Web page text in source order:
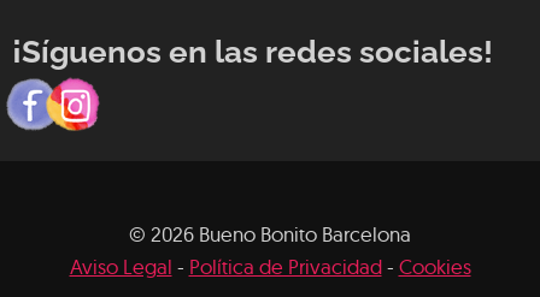
¡Síguenos en las redes sociales!
© 2026 Bueno Bonito Barcelona
Aviso Legal - Política de Privacidad- Cookies